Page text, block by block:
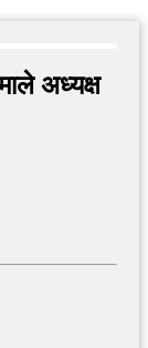
अध्यक्ष